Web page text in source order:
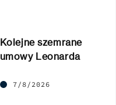
Kolejne szemrane
umowy Leonarda
7/8/2026